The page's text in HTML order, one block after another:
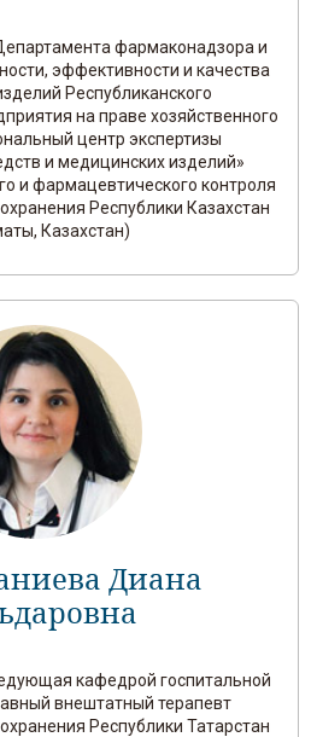
фармаконадзора и
эффективности и качества
Республиканского
на праве хозяйственного
центр экспертизы
и медицинских изделий»
и фармацевтического контроля
Республики Казахстан
Казахстан)
Диана
кафедрой госпитальной
внештатный терапевт
Республики Татарстан